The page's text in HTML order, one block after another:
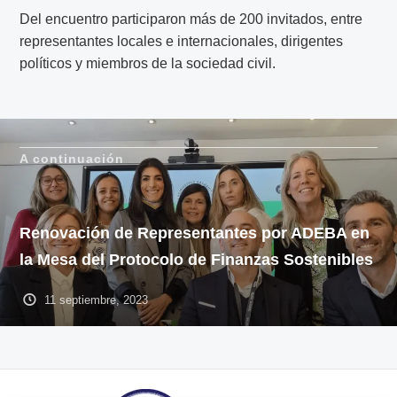
Del encuentro participaron más de 200 invitados, entre
representantes locales e internacionales, dirigentes
políticos y miembros de la sociedad civil.
A continuación
Renovación de Representantes por ADEBA en
la Mesa del Protocolo de Finanzas Sostenibles
11 septiembre, 2023